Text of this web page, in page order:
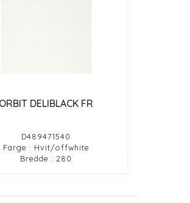
ORBIT DELIBLACK FR
D489471540
Farge : Hvit/offwhite
Bredde : 280